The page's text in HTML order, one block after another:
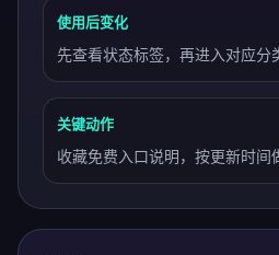
使用后变化
先查看状态标签，再进入对应分
关键动作
收藏免费入口说明，按更新时间